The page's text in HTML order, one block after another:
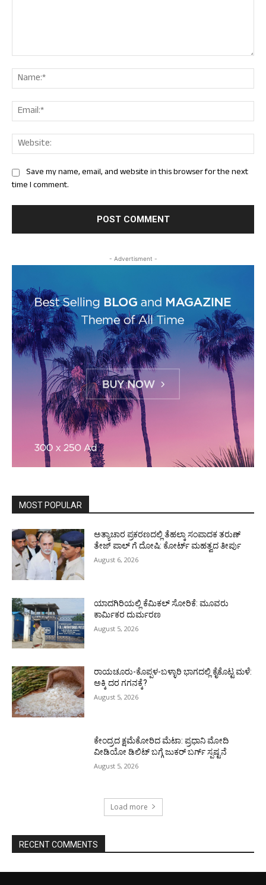
Save my name, email, and website in this browser for the next
time I comment.
- Advertisment -
MOST POPULAR
ಅತ್ಯಾಚಾರ ಪ್ರಕರಣದಲ್ಲಿ ತೆಹಲ್ಕಾ ಸಂಪಾದಕ ತರುಣ್‌
ತೇಜ್‌ ಪಾಲ್‌ ಗೆ ದೋಷಿ: ಕೋರ್ಟ್‌ ಮಹತ್ವದ ತೀರ್ಪು
August 6, 2026
ಯಾದಗಿರಿಯಲ್ಲಿ ಕೆಮಿಕಲ್ ಸೋರಿಕೆ: ಮೂವರು
ಕಾರ್ಮಿಕರ ದುರ್ಮರಣ
August 5, 2026
ರಾಯಚೂರು-ಕೊಪ್ಪಳ-ಬಳ್ಳಾರಿ ಭಾಗದಲ್ಲಿ ಕೈಕೊಟ್ಟ ಮಳೆ:
ಅಕ್ಕಿ ದರ ಗಗನಕ್ಕೆ?
August 5, 2026
ಕೇಂದ್ರದ ಕ್ಷಮೆಕೋರಿದ ಮೆಟಾ: ಪ್ರಧಾನಿ ಮೋದಿ
ವೀಡಿಯೋ ಡಿಲಿಟ್ ಬಗ್ಗೆ ಜುಕರ್ ಬರ್ಗ್ ಸ್ಪಷ್ಟನೆ
August 5, 2026
Load more
RECENT COMMENTS